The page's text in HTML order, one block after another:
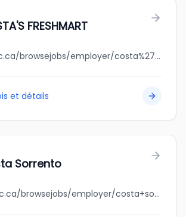
FRESHMART
jobbank.gc.ca/browsejobs/employer/costa%27s+freshmart/ca
et détails
Sorrento
jobbank.gc.ca/browsejobs/employer/costa+sorrento/ca